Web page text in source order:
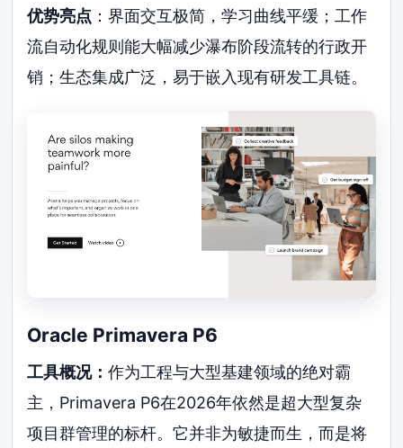
优势亮点 ：界面交互极简，学习曲线平缓；工作
流自动化规则能大幅减少瀑布阶段流转的行政开
销；生态集成广泛，易于嵌入现有研发工具链。
Oracle Primavera P6
工具概况：作为工程与大型基建领域的绝对霸
主，Primavera P6在2026年依然是超大型复杂
项目群管理的标杆。它并非为敏捷而生，而是将